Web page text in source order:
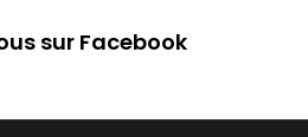
sur Facebook